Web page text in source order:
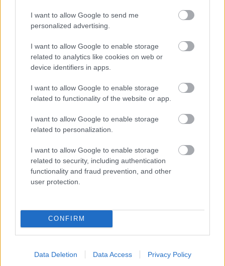
I want to allow Google to send me
personalized advertising.
I want to allow Google to enable storage
related to analytics like cookies on web or
device identifiers in apps.
I want to allow Google to enable storage
related to functionality of the website or app.
I want to allow Google to enable storage
related to personalization.
I want to allow Google to enable storage
related to security, including authentication
functionality and fraud prevention, and other
user protection.
CONFIRM
Data Deletion Data Access Privacy Policy
GLORYHAMMER